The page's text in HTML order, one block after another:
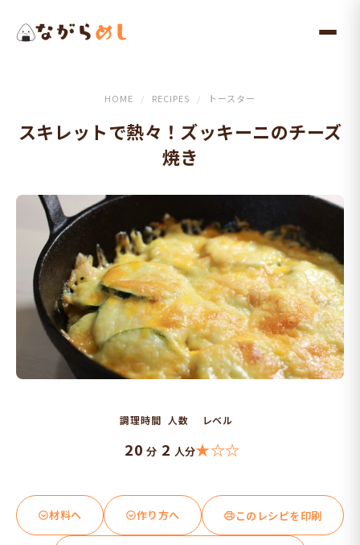
HOME / RECIPES / トースター
スキレットで熱々！ズッキーニのチーズ
焼き
調理時間
20 分
人数
2 人分
レベル
★☆☆
材料へ 作り方へ このレシピを印刷